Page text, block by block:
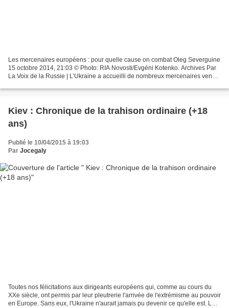
Les mercenaires européens : pour quelle cause on combat Oleg Severguine
15 octobre 2014, 21:03 © Photo: RIA Novosti/Evgéni Kotenko. Archives Par
La Voix de la Russie | L’Ukraine a accueilli de nombreux mercenaires venus
Kiev : Chronique de la trahison ordinaire (+18
ans)
Publié le 10/04/2015 à 19:03
Par Jocegaly
Toutes nos félicitations aux dirigeants européens qui, comme au cours du
XXe siècle, ont permis par leur pleutrerie l'arrivée de l'extrémisme au pouvoir
en Europe. Sans eux, l'Ukraine n'aurait jamais pu devenir ce qu'elle est. Le